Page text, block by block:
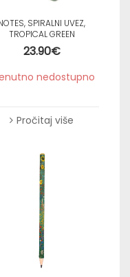
SPIRALNI UVEZ,
TROPICAL GREEN
23.90€
nedostupno
Pročitaj više